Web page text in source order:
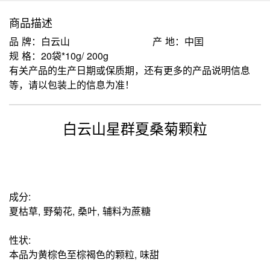
商品描述
品 牌：白云山
产 地：中囯
规 格：20袋*10g/ 200g
有关产品的生产日期或保质期，还有更多的产品说明信息
等，请以包装上的信息为准！
白云山星群夏桑菊颗粒
成分:
夏枯草, 野菊花, 桑叶, 辅料为蔗糖
性状:
本品为黄棕色至棕褐色的颗粒, 味甜